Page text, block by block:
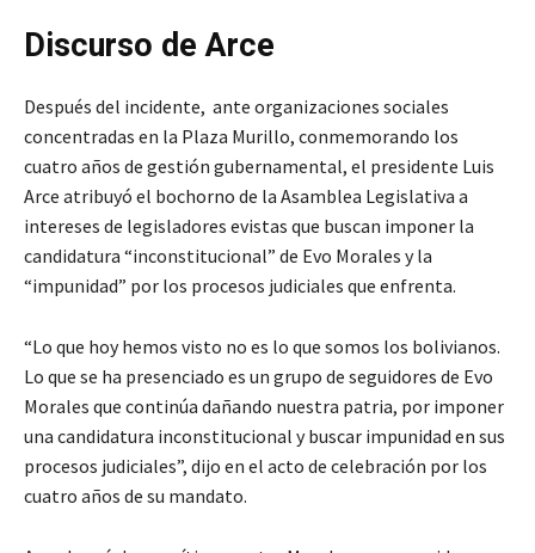
Discurso de Arce
Después del incidente, ante organizaciones sociales
concentradas en la Plaza Murillo, conmemorando los
cuatro años de gestión gubernamental, el presidente Luis
Arce atribuyó el bochorno de la Asamblea Legislativa a
intereses de legisladores evistas que buscan imponer la
candidatura “inconstitucional” de Evo Morales y la
“impunidad” por los procesos judiciales que enfrenta.
“Lo que hoy hemos visto no es lo que somos los bolivianos.
Lo que se ha presenciado es un grupo de seguidores de Evo
Morales que continúa dañando nuestra patria, por imponer
una candidatura inconstitucional y buscar impunidad en sus
procesos judiciales”, dijo en el acto de celebración por los
cuatro años de su mandato.